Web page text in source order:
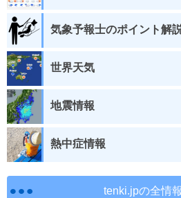
気象予報士のポイント解
世界天気
地震情報
熱中症情報
tenki.jpの全情